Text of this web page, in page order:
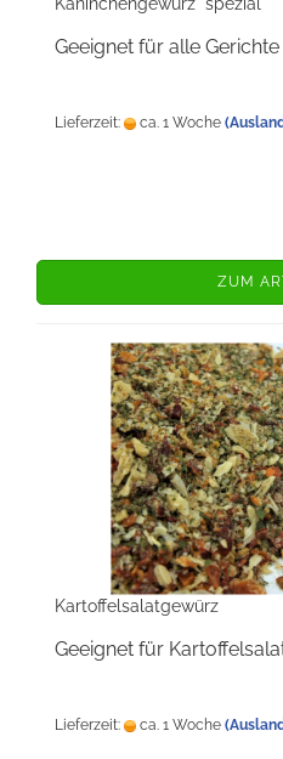
Geeignet für alle
Lieferzeit: ca. 1 Woche
ZUM
Kartoffelsalatgewürz
Geeignet für
Lieferzeit: ca. 1 Woche